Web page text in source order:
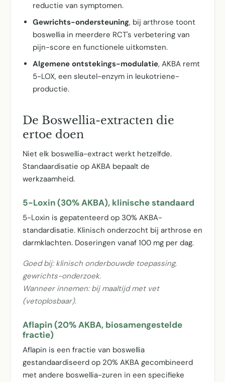
reductie van symptomen.
Gewrichts-ondersteuning, bij arthrose toont
boswellia in meerdere RCT's verbetering van
pijn-score en functionele uitkomsten.
Algemene ontstekings-modulatie, AKBA remt
5-LOX, een sleutel-enzym in leukotriene-
productie.
De Boswellia-extracten die
ertoe doen
Niet elk boswellia-extract werkt hetzelfde.
Standaardisatie op AKBA bepaalt de
werkzaamheid.
5-Loxin (30% AKBA), klinische standaard
5-Loxin is gepatenteerd op 30% AKBA-
standardisatie. Klinisch onderzocht bij arthrose en
darmklachten. Doseringen vanaf 100 mg per dag.
Goed bij: klinisch onderbouwde toepassing,
gewrichts-onderzoek.
Wanneer innemen: bij maaltijd met vet
(vetoplosbaar).
Aflapin (20% AKBA, biosamengestelde
fractie)
Aflapin is een fractie van boswellia
gestandaardiseerd op 20% AKBA gecombineerd
met andere boswellia-zuren in een specifieke